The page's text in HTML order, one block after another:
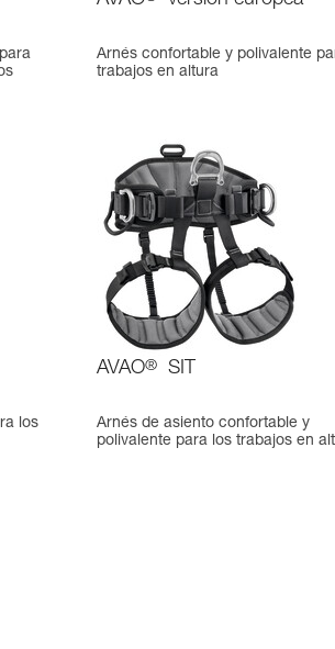
Arnés confortable y polivalente
trabajos en altura
los
AVAO® SIT
Arnés de asiento confortable y
polivalente para los trabajos en